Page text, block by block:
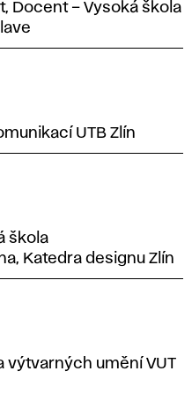
Docent – Vysoká škola
UTB Zlín
škola
Katedra designu Zlín
výtvarných umění VUT